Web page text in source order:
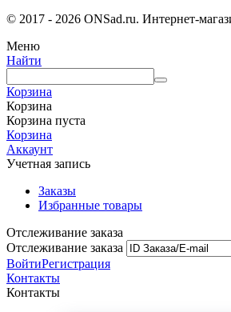
© 2017 - 2026 ONSad.ru. Интернет-
Меню
Найти
Корзина
Корзина
Корзина пуста
Корзина
Аккаунт
Учетная запись
Заказы
Избранные товары
Отслеживание заказа
Отслеживание заказа
ВойтиРегистрация
Контакты
Контакты